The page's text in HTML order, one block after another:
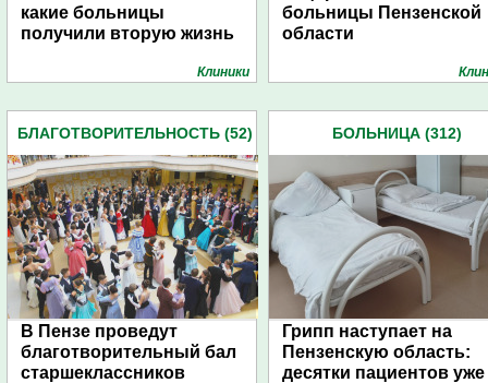
какие больницы
получили вторую жизнь
Клиники
больницы Пензенской
области
БЛАГОТВОРИТЕЛЬНОСТЬ (52)
В Пензе проведут
благотворительный бал
старшеклассников
БОЛЬНИЦА (312)
Грипп наступает на
Пензенскую область:
десятки пациентов уже